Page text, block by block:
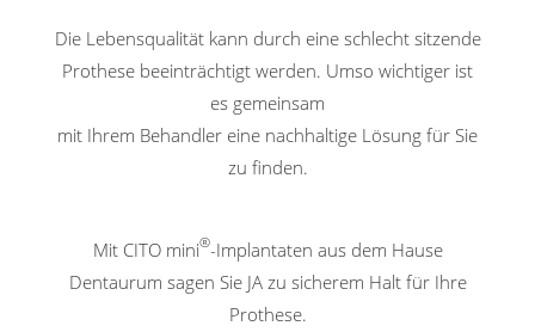
Die Lebensqualität kann durch eine schlecht sitzende
Prothese beeinträchtigt werden. Umso wichtiger ist
es gemeinsam
mit Ihrem Behandler eine nachhaltige Lösung für Sie
zu finden.
Mit CITO mini®-Implantaten aus dem Hause
Dentaurum sagen Sie JA zu sicherem Halt für Ihre
Prothese.